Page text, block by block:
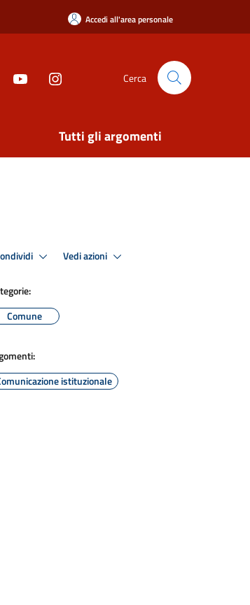
Accedi all'area personale
Cerca
Tutti gli argomenti
Vedi azioni
Comune
istituzionale